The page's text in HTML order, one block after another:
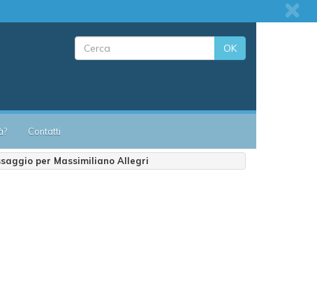
OK
Contatti
per Massimiliano Allegri